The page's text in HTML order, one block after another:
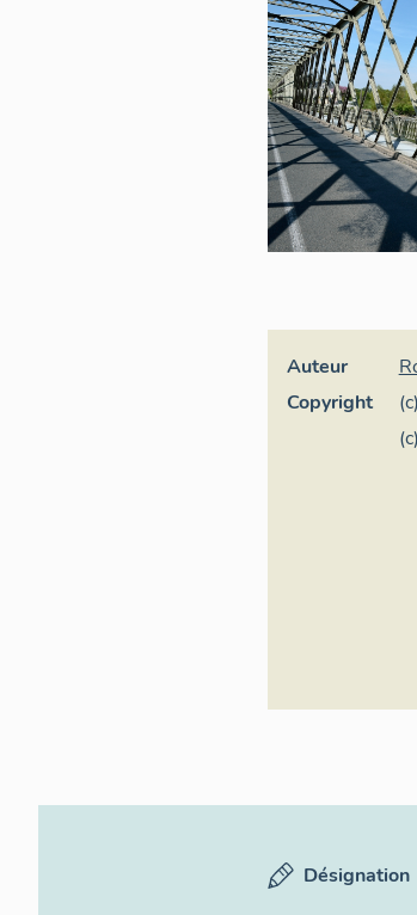
Auteur
Copyright
Désignation